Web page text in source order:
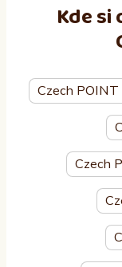
Kde
Czech POINT
Czech